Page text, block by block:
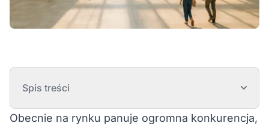
Spis treści
Obecnie na rynku panuje ogromna konkurencja,